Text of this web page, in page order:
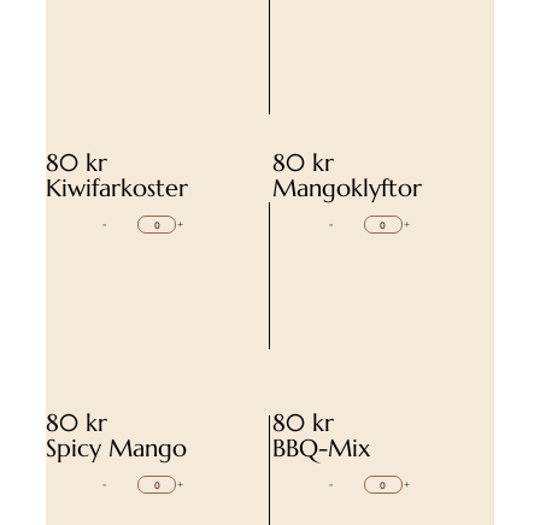
80 kr
Kiwifarkoster
- +
80 kr
Mangoklyftor
- +
80 kr
Spicy Mango
- +
80 kr
BBQ-Mix
- +